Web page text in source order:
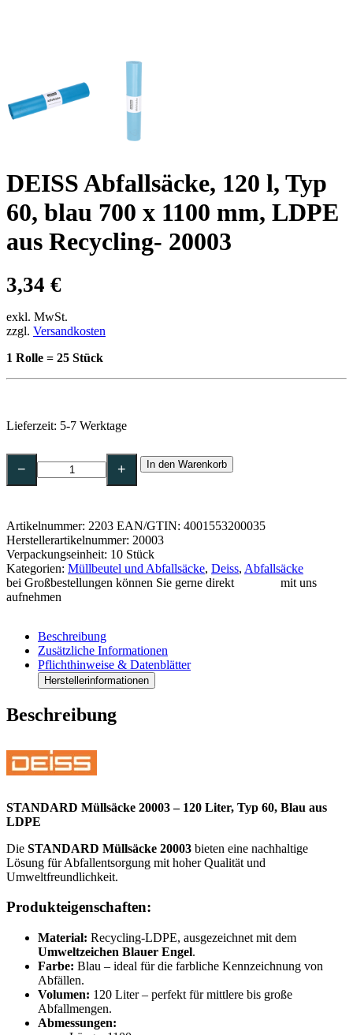
DEISS Abfallsäcke, 120 l, Typ
60, blau 700 x 1100 mm, LDPE
aus Recycling- 20003
3,34 €
exkl. MwSt.
zzgl. Versandkosten
1 Rolle = 25 Stück
Lieferzeit: 5-7 Werktage
DEISS
Abfallsäcke,
60,
blau
700
x
1100
mm,
Recycling-
20003
Menge
− + In den Warenkorb
Artikelnummer: 2203 EAN/GTIN: 4001553200035
Herstellerartikelnummer: 20003
Verpackungseinheit: 10 Stück
Kategorien: Müllbeutel und Abfallsäcke, Deiss, Abfallsäcke
bei Großbestellungen können Sie gerne direkt
mit uns
aufnehmen
Beschreibung
Zusätzliche Informationen
Pflichthinweise & Datenblätter
Herstellerinformationen
Beschreibung
STANDARD Müllsäcke 20003 – 120 Liter, Typ 60, Blau aus
LDPE
Die STANDARD Müllsäcke 20003 bieten eine nachhaltige
Lösung für Abfallentsorgung mit hoher Qualität und
Umweltfreundlichkeit.
Produkteigenschaften:
Material: Recycling-LDPE, ausgezeichnet mit dem
Umweltzeichen Blauer Engel.
Farbe: Blau – ideal für die farbliche Kennzeichnung von
Abfällen.
Volumen: 120 Liter – perfekt für mittlere bis große
Abfallmengen.
Abmessungen: